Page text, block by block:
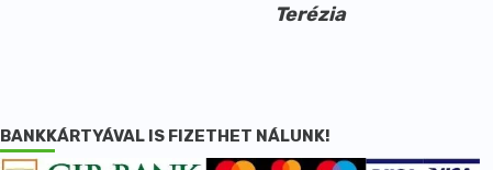
Terézia
BANKKÁRTYÁVAL IS FIZETHET NÁLUNK!